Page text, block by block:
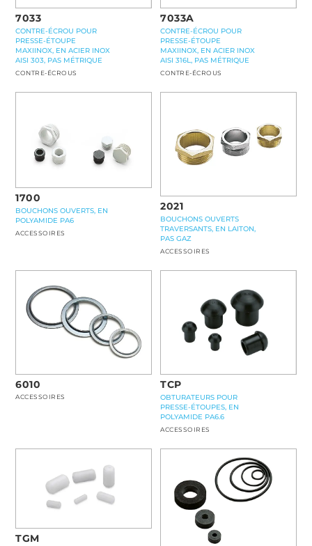
7033
CONTRE-ÉCROU POUR
PRESSE-ÉTOUPE
MAXIINOX, EN ACIER INOX
AISI 303, PAS MÉTRIQUE
CONTRE-ÉCROUS
7033A
CONTRE-ÉCROU POUR
PRESSE-ÉTOUPE
MAXIINOX, EN ACIER INOX
AISI 316L, PAS MÉTRIQUE
CONTRE-ÉCROUS
1700
BOUCHONS OUVERTS, EN
POLYAMIDE PA6
ACCESSOIRES
2021
BOUCHONS OUVERTS
TRAVERSANTS, EN LAITON,
PAS GAZ
ACCESSOIRES
6010
ACCESSOIRES
TCP
OBTURATEURS POUR
PRESSE-ÉTOUPES, EN
POLYAMIDE PA6.6
ACCESSOIRES
TGM